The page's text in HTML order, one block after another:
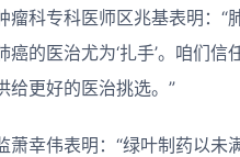
瘤科专科医师区兆基表明：
的医治尤为‘扎手’。咱们
给更好的医治挑选。”
萧幸伟表明：“绿叶制药以